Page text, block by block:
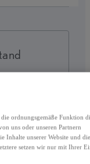
ordnungsgemäße Funktion
uns oder unseren Partnern
Inhalte unserer Website und
setzen wir nur mit Ihrer